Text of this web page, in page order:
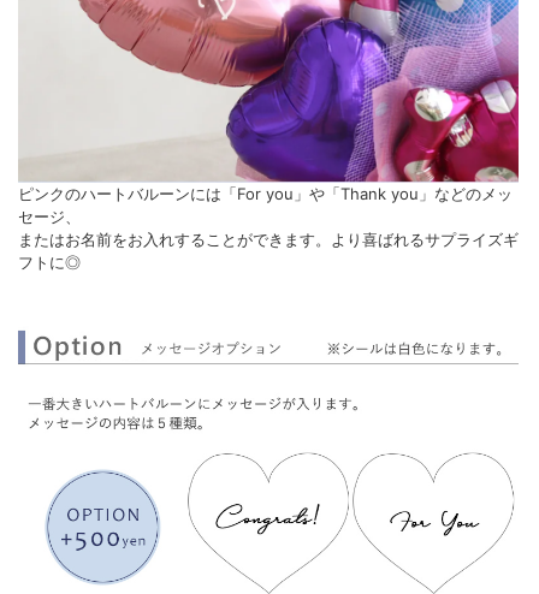
ピンクのハートバルーンには「For you」や「Thank you」などのメッ
セージ、
またはお名前をお入れすることができます。より喜ばれるサプライズギ
フトに◎